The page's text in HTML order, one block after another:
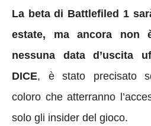
La beta di Battlefiled 1
estate, ma ancora non
nessuna data d’uscita
DICE, è stato precisato
coloro che atterranno
solo gli insider del gioco.